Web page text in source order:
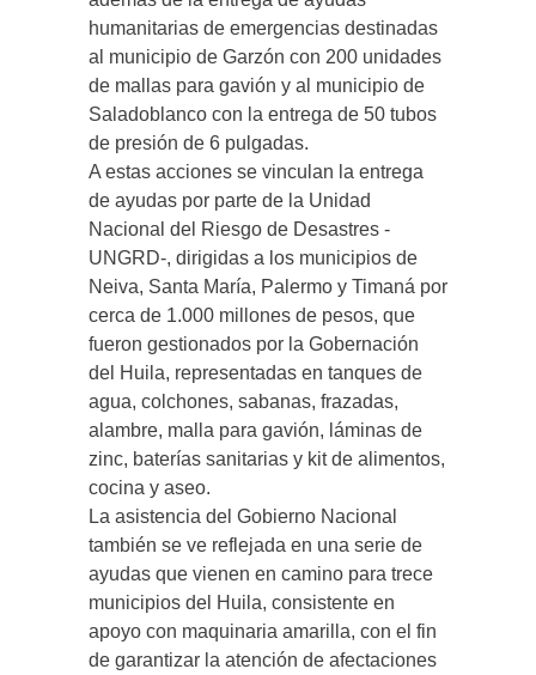
humanitarias de emergencias destinadas
al municipio de Garzón con 200 unidades
de mallas para gavión y al municipio de
Saladoblanco con la entrega de 50 tubos
de presión de 6 pulgadas.
A estas acciones se vinculan la entrega
de ayudas por parte de la Unidad
Nacional del Riesgo de Desastres -
UNGRD-, dirigidas a los municipios de
Neiva, Santa María, Palermo y Timaná por
cerca de 1.000 millones de pesos, que
fueron gestionados por la Gobernación
del Huila, representadas en tanques de
agua, colchones, sabanas, frazadas,
alambre, malla para gavión, láminas de
zinc, baterías sanitarias y kit de alimentos,
cocina y aseo.
La asistencia del Gobierno Nacional
también se ve reflejada en una serie de
ayudas que vienen en camino para trece
municipios del Huila, consistente en
apoyo con maquinaria amarilla, con el fin
de garantizar la atención de afectaciones